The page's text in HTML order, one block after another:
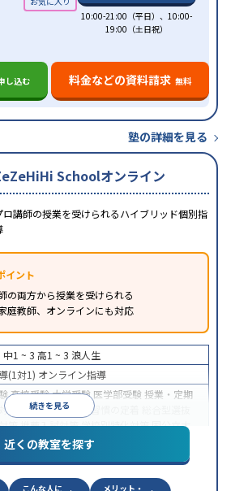
10:00-21:00（平日）、10:00-
19:00（土日祝）
し込む 料金などの資料請求 無料
塾の詳細を見る
Schoolオンライン
ロ講師の授業を受けられるハイブリッド個別指
イント
の両方から授業を受けられる
庭教師、オンラインにも対応
続きを見る
中1 ~ 3 高1 ~ 3 浪人生
(1対1) オンライン指導
高校受験大学受験 医学部受験 授業・定期
策
内申点対策 学習習慣の定着
策推薦入試対策学校別特化対策国公立大
大対策共通テスト対策
英語・英会話特化
近くの教室を探す
こんな人に
メリット・